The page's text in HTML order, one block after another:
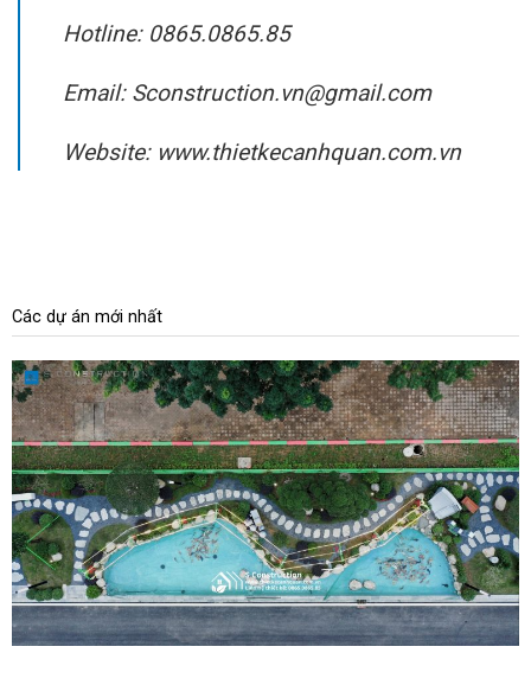
Hotline: 0865.0865.85
Email: Sconstruction.vn@gmail.com
Website: www.thietkecanhquan.com.vn
Các dự án mới nhất